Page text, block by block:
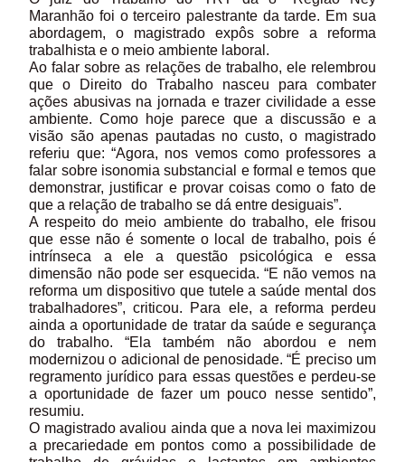
Maranhão foi o terceiro palestrante da tarde. Em sua
abordagem, o magistrado expôs sobre a reforma
trabalhista e o meio ambiente laboral.
Ao falar sobre as relações de trabalho, ele relembrou
que o Direito do Trabalho nasceu para combater
ações abusivas na jornada e trazer civilidade a esse
ambiente. Como hoje parece que a discussão e a
visão são apenas pautadas no custo, o magistrado
referiu que: “Agora, nos vemos como professores a
falar sobre isonomia substancial e formal e temos que
demonstrar, justificar e provar coisas como o fato de
que a relação de trabalho se dá entre desiguais”.
A respeito do meio ambiente do trabalho, ele frisou
que esse não é somente o local de trabalho, pois é
intrínseca a ele a questão psicológica e essa
dimensão não pode ser esquecida. “E não vemos na
reforma um dispositivo que tutele a saúde mental dos
trabalhadores”, criticou. Para ele, a reforma perdeu
ainda a oportunidade de tratar da saúde e segurança
do trabalho. “Ela também não abordou e nem
modernizou o adicional de penosidade. “É preciso um
regramento jurídico para essas questões e perdeu-se
a oportunidade de fazer um pouco nesse sentido”,
resumiu.
O magistrado avaliou ainda que a nova lei maximizou
a precariedade em pontos como a possibilidade de